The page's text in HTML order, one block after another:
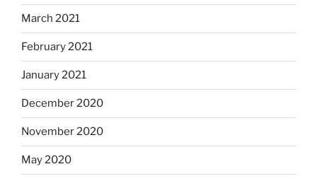
March 2021
February 2021
January 2021
December 2020
November 2020
May 2020